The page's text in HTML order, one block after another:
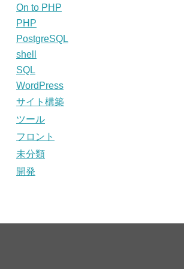
On to PHP
PHP
PostgreSQL
shell
SQL
WordPress
サイト構築
ツール
フロント
未分類
開発